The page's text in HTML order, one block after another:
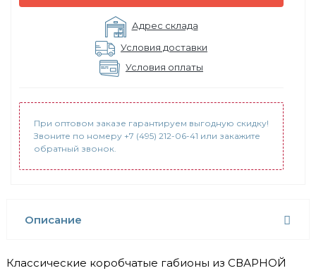
Адрес склада
Условия доставки
Условия оплаты
При оптовом заказе гарантируем выгодную скидку!
Звоните по номеру +7 (495) 212-06-41 или закажите
обратный звонок.
Описание
Классические коробчатые габионы из СВАРНОЙ